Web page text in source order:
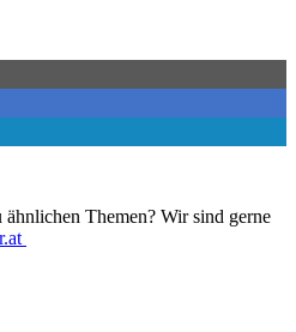
ähnlichen Themen? Wir sind gerne